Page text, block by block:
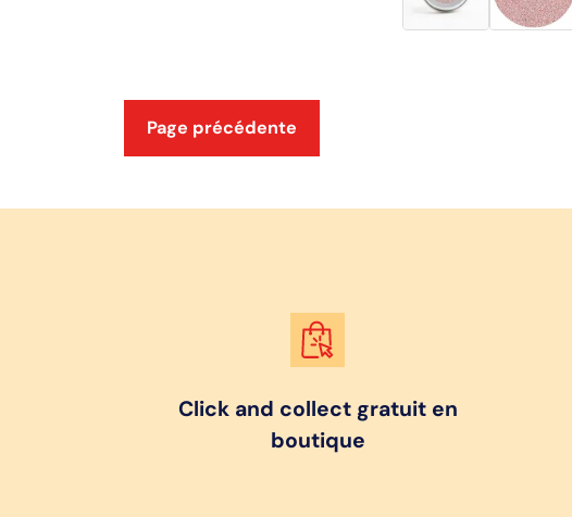
Page précédente
Click and collect gratuit en
boutique